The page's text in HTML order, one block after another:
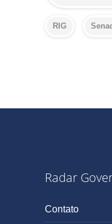
RIG
Radar
Contato